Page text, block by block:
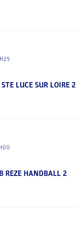
LUCE SUR LOIRE 2
REZE HANDBALL 2